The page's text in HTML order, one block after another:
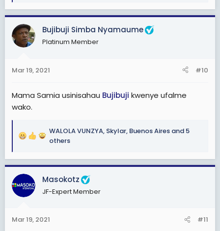
a
c
t
i
s
Bujibuji Simba Nyamaume
Platinum Member
Mar 19, 2021 #10
Mama Samia usinisahau Bujibuji kwenye ufalme
wako.
R
a
c
i
o
s
WALOLA VUNZYA, Skylar, Buenos Aires and 5
others
Masokotz
JF-Expert Member
Mar 19, 2021 #11